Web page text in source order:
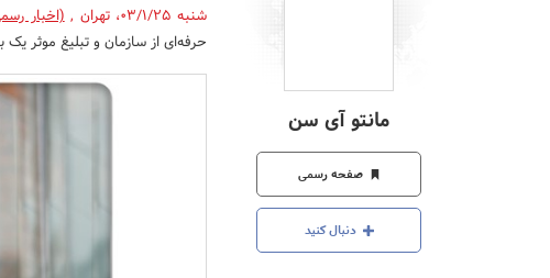
شرکت‌ها،
سازمان‌ها
و
روابط
عمومی‌ها
مانتو آی سن
صفحه رسمی
دنبال کنید
شنبه 03/1/25 ،تهران ,(اخبار
حرفه‌ای از سازمان و تبلیغ موثر یک